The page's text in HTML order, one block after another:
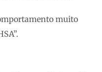
muito